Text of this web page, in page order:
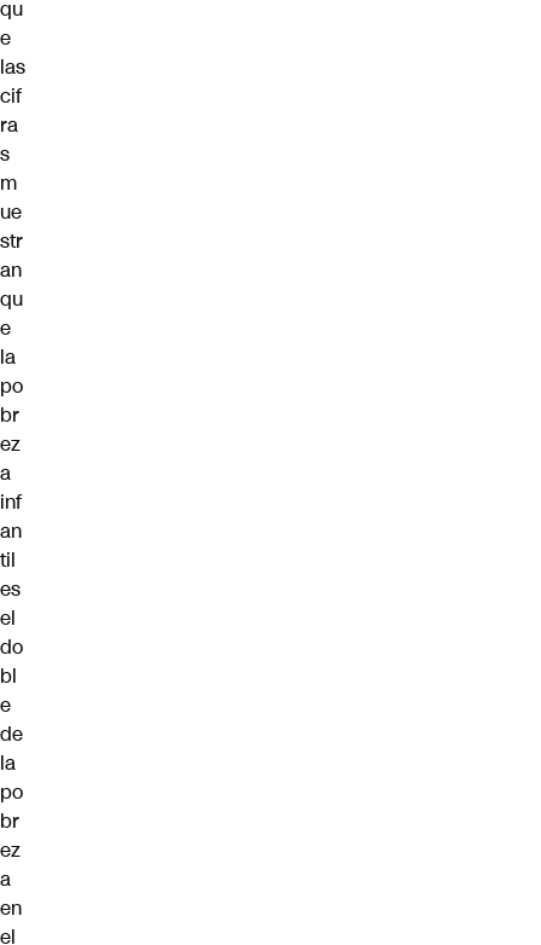
qu
e
las
cif
ra
s
m
ue
str
an
qu
e
la
po
br
ez
a
inf
an
til
es
el
do
bl
e
de
la
po
br
ez
a
en
el